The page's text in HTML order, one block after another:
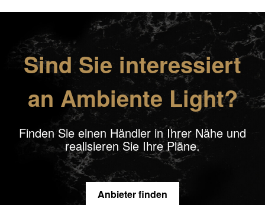
Sind Sie interessiert
an Ambiente Light?
Finden Sie einen Händler in Ihrer Nähe und
realisieren Sie Ihre Pläne.
Anbieter finden